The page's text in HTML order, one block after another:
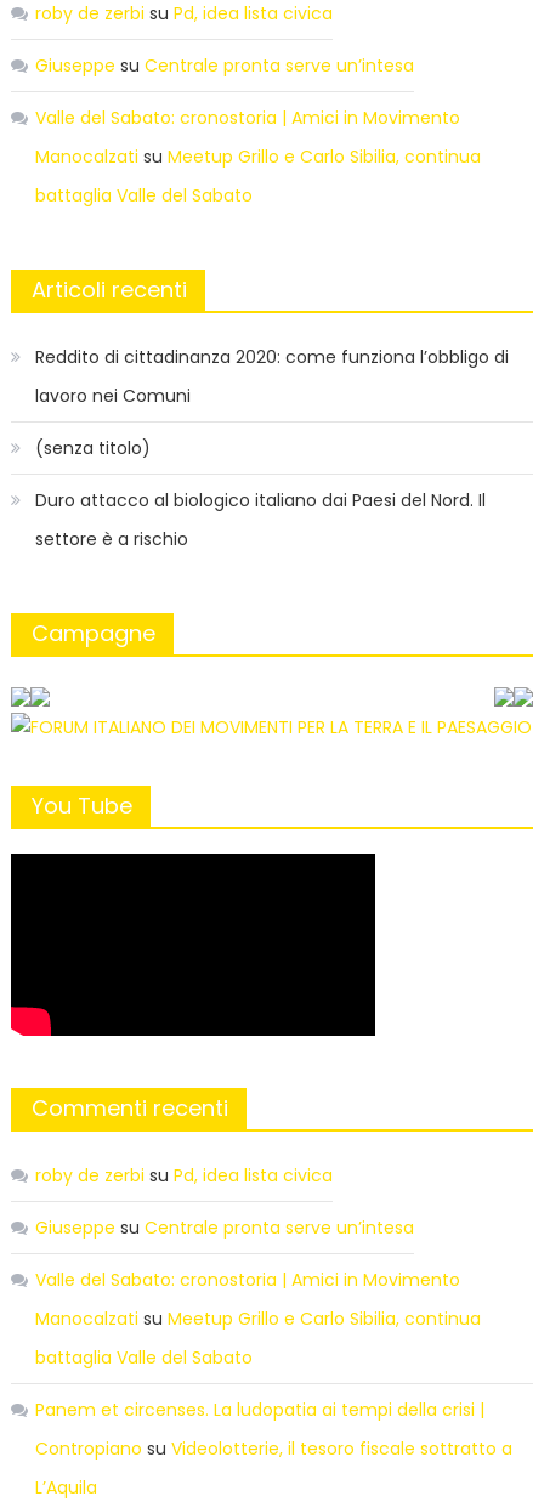
roby de zerbi su Pd, idea lista civica
Giuseppe su Centrale pronta serve un’intesa
Valle del Sabato: cronostoria | Amici in Movimento
Manocalzati su Meetup Grillo e Carlo Sibilia, continua
battaglia Valle del Sabato
Articoli recenti
Reddito di cittadinanza 2020: come funziona l’obbligo di
lavoro nei Comuni
(senza titolo)
Duro attacco al biologico italiano dai Paesi del Nord. Il
settore è a rischio
Campagne
You Tube
Commenti recenti
roby de zerbi su Pd, idea lista civica
Giuseppe su Centrale pronta serve un’intesa
Valle del Sabato: cronostoria | Amici in Movimento
Manocalzati su Meetup Grillo e Carlo Sibilia, continua
battaglia Valle del Sabato
Panem et circenses. La ludopatia ai tempi della crisi |
Contropiano su Videolotterie, il tesoro fiscale sottratto a
L’Aquila